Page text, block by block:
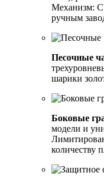
Механизм:
ручным
Песочные
шарики
Боковые
модели и
количеству